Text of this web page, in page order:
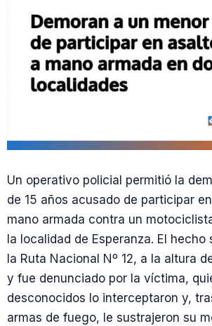
Un operativo policial permitió la
de 15 años acusado de participar
mano armada contra un
la localidad de Esperanza. El
la Ruta Nacional Nº 12, a la altura
y fue denunciado por la víctima,
desconocidos lo interceptaron y,
armas de fuego, le sustrajeron su